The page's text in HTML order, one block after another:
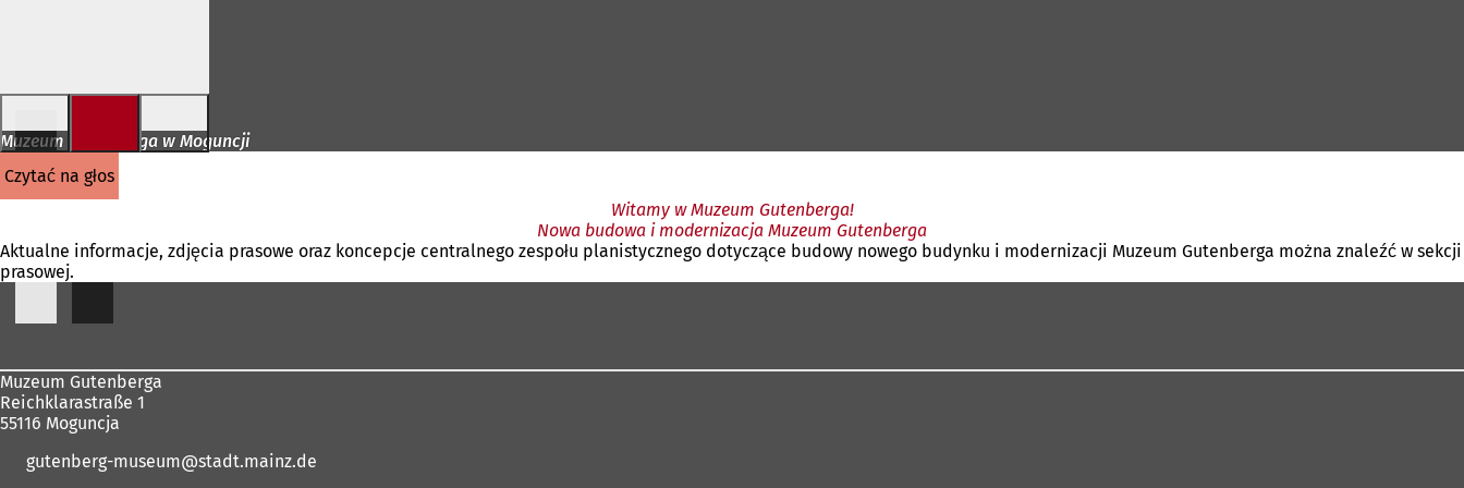
Muzeum Gutenberga w Moguncji
czytać na głos
Witamy w Muzeum Gutenberga!
Nowa budowa i modernizacja Muzeum Gutenberga
Aktualne informacje, zdjęcia prasowe oraz koncepcje centralnego zespołu planistycznego dotyczące budowy nowego budynku i modernizacji Muzeum Gutenberga można znaleźć w sekcji
prasowej.
stóp
Muzeum Gutenberga
Reichklarastraße 1
55116 Moguncja
gutenberg-museum
stadt.mainz de